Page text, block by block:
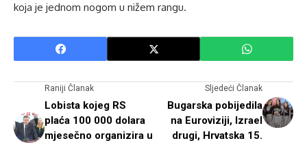
koja je jednom nogom u nižem rangu.
Raniji Članak
Lobista kojeg RS
plaća 100 000 dolara
mjesečno organizira u
Sljedeći Članak
Bugarska pobijedila
na Euroviziji, Izrael
drugi, Hrvatska 15.